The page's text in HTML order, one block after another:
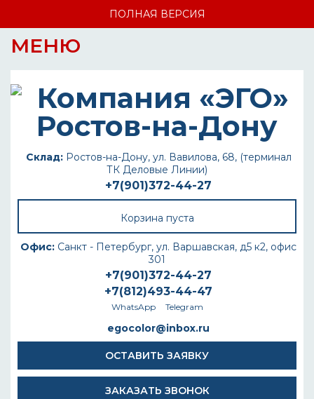
ПОЛНАЯ ВЕРСИЯ
МЕНЮ
Склад:Ростов-на-Дону, ул. Вавилова, 68, (терминал
ТК Деловые Линии)
+7(901)372-44-27
Корзина пуста
Офис: Санкт - Петербург, ул. Варшавская, д5 к2, офис
301
+7(901)372-44-27
+7(812)493-44-47
WhatsApp Telegram
egocolor@inbox.ru
ОСТАВИТЬ ЗАЯВКУ
ЗАКАЗАТЬ ЗВОНОК